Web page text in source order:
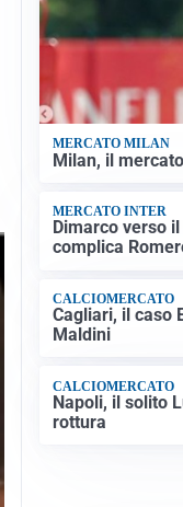
MERCATO MILAN
Milan, il
MERCATO INTER
Dimarco verso
complica
CALCIOMERCATO
Cagliari, il caso
Maldini
CALCIOMERCATO
Napoli, il solito
rottura